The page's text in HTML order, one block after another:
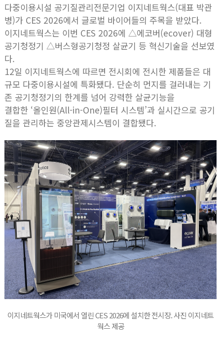
다중이용시설 공기질관리전문기업 이지네트웍스(대표 박관
병)가 CES 2026에서 글로벌 바이어들의 주목을 받았다.
이지네트웍스는 이번 CES 2026에 △에코버(ecover) 대형
공기청정기 △버스형공기청정 살균기 등 혁신기술을 선보였
다.
12일 이지네트웍스에 따르면 전시회에 전시한 제품들은 대
규모 다중이용시설에 특화됐다. 단순히 먼지를 걸러내는 기
존 공기청정기의 한계를 넘어 강력한 살균기능을
결합한 ‘올인원(All-in-One)필터 시스템’과 실시간으로 공기
질을 관리하는 중앙관제시스템이 결합됐다.
이지네트웍스가 미국에서 열린 CES 2026에 설치한 전시장. 사진 이지네트
웍스 제공